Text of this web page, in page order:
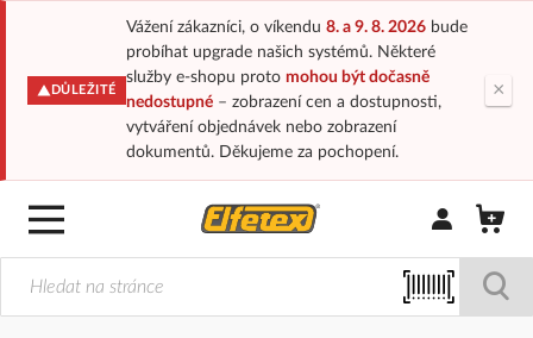
DŮLEŽITÉ
Vážení zákazníci, o víkendu 8. a 9. 8. 2026bude
probíhat upgrade našich systémů. Některé
služby e-shopu proto mohou být dočasně
nedostupné– zobrazení cen a dostupnosti,
vytváření objednávek nebo zobrazení
dokumentů. Děkujeme za pochopení.
×
Přihlásit/